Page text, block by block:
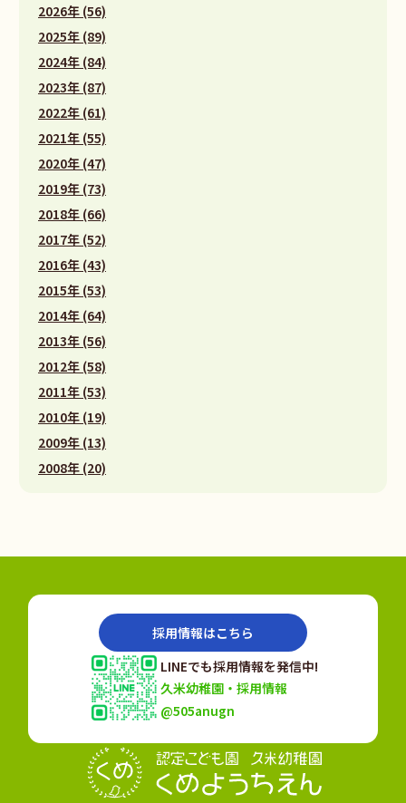
2026年 (56)
2025年 (89)
2024年 (84)
2023年 (87)
2022年 (61)
2021年 (55)
2020年 (47)
2019年 (73)
2018年 (66)
2017年 (52)
2016年 (43)
2015年 (53)
2014年 (64)
2013年 (56)
2012年 (58)
2011年 (53)
2010年 (19)
2009年 (13)
2008年 (20)
採用情報はこちら
LINEでも採用情報を発信中!
久米幼稚園・採用情報
@505anugn